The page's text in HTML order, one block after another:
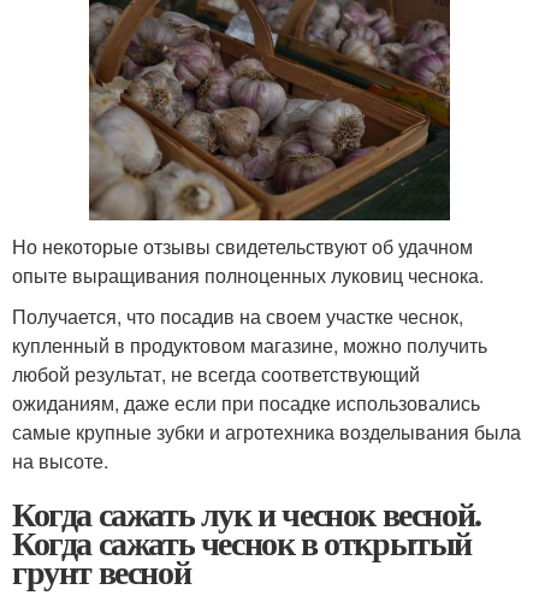
Но некоторые отзывы свидетельствуют об удачном
опыте выращивания полноценных луковиц чеснока.
Получается, что посадив на своем участке чеснок,
купленный в продуктовом магазине, можно получить
любой результат, не всегда соответствующий
ожиданиям, даже если при посадке использовались
самые крупные зубки и агротехника возделывания была
на высоте.
Когда сажать лук и чеснок весной.
Когда сажать чеснок в открытый
грунт весной